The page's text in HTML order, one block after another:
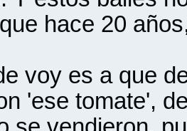
hace 20
voy es a que
'ese tomate',